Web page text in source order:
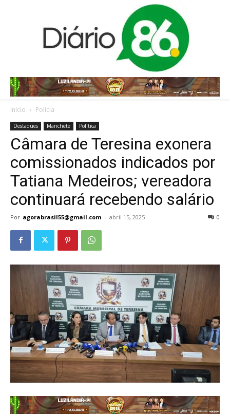
Início Polícia
Destaques Manchete Política
Câmara de Teresina exonera
comissionados indicados por
Tatiana Medeiros; vereadora
continuará recebendo salário
Por agorabrasil55@gmail.com - abril 15, 2025 0